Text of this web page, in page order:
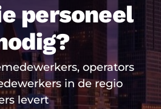
personeel
operators
in de regio
levert